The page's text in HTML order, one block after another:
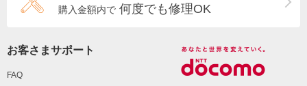
購入金額内で 何度でも修理OK
お客さまサポート
FAQ